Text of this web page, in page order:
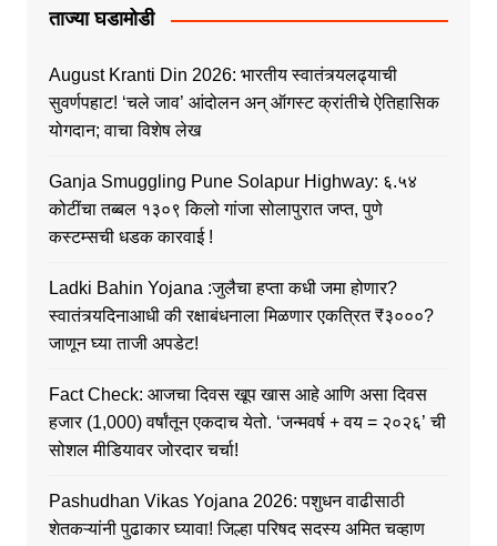
ताज्या घडामोडी
August Kranti Din 2026: भारतीय स्वातंत्र्यलढ्याची
सुवर्णपहाट! ‘चले जाव’ आंदोलन अन् ऑगस्ट क्रांतीचे ऐतिहासिक
योगदान; वाचा विशेष लेख
Ganja Smuggling Pune Solapur Highway: ६.५४
कोटींचा तब्बल १३०९ किलो गांजा सोलापुरात जप्त, पुणे
कस्टम्सची धडक कारवाई !
Ladki Bahin Yojana :जुलैचा हप्ता कधी जमा होणार?
स्वातंत्र्यदिनाआधी की रक्षाबंधनाला मिळणार एकत्रित ₹३०००?
जाणून घ्या ताजी अपडेट!
Fact Check: आजचा दिवस खूप खास आहे आणि असा दिवस
हजार (1,000) वर्षांतून एकदाच येतो. ‘जन्मवर्ष + वय = २०२६’ ची
सोशल मीडियावर जोरदार चर्चा!
Pashudhan Vikas Yojana 2026: पशुधन वाढीसाठी
शेतकऱ्यांनी पुढाकार घ्यावा! जिल्हा परिषद सदस्य अमित चव्हाण